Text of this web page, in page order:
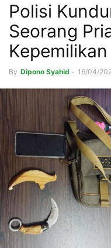
Polisi
Seorang
By Dipono Syahid - 16/04/